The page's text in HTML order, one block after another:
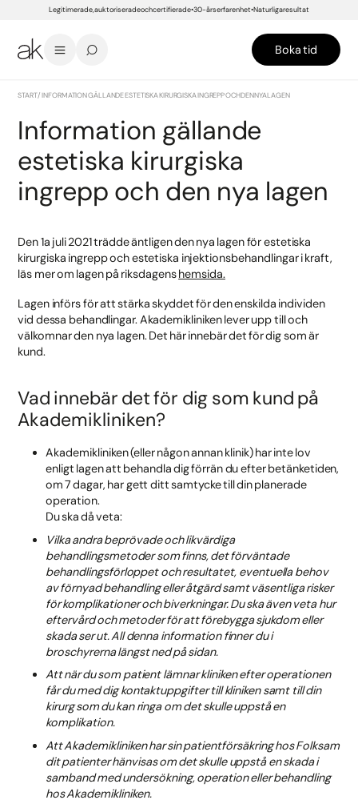
Legitimerade, auktoriserade och certifierade 30-års erfarenhet Naturliga resultat
Boka tid
START/INFORMATION GÄLLANDE ESTETISKA KIRURGISKA INGREPP OCH DEN NYA LAGEN
Information gällande
estetiska kirurgiska
ingrepp och den nya lagen
Den 1a juli 2021 trädde äntligen den nya lagen för estetiska
kirurgiska ingrepp och estetiska injektionsbehandlingar i kraft,
läs mer om lagen på riksdagenshemsida.
Lagen införs för att stärka skyddet för den enskilda individen
vid dessa behandlingar. Akademikliniken lever upp till och
välkomnar den nya lagen. Det här innebär det för dig som är
kund.
Vad innebär det för dig som kund på
Akademikliniken?
Akademikliniken (eller någon annan klinik) har inte lov
enligt lagen att behandla dig förrän du efter betänketiden,
om 7 dagar, har gett ditt samtycke till din planerade
operation.
Du ska då veta:
Vilka andra beprövade och likvärdiga
behandlingsmetoder som finns, det förväntade
behandlingsförloppet och resultatet, eventuella behov
av förnyad behandling eller åtgärd samt väsentliga risker
för komplikationer och biverkningar. Du ska även veta hur
eftervård och metoder för att förebygga sjukdom eller
skada ser ut. All denna information finner du i
broschyrerna längst ned på sidan.
Att när du som patient lämnar kliniken efter operationen
får du med dig kontaktuppgifter till kliniken samt till din
kirurg som du kan ringa om det skulle uppstå en
komplikation.
Att Akademikliniken har sin patientförsäkring hos Folksam
dit patienter hänvisas om det skulle uppstå en skada i
samband med undersökning, operation eller behandling
hos Akademikliniken.